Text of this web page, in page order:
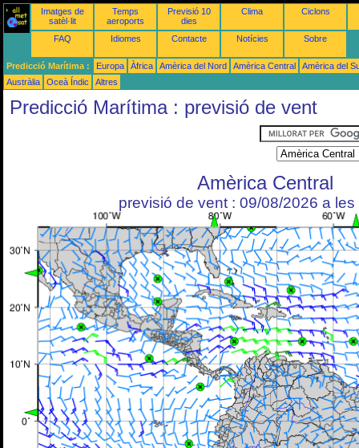
Imatges de
satèl·lit
Temps
aeroports
Previsió 10
dies
Clima Ciclons
FAQ Idiomes Contacte Notícies Sobre
Predicció Marítima : Europa Àfrica Amèrica del Nord Amèrica Central
Amèrica del
Austràlia
Oceà Índic Altres
Predicció Marítima : previsió de vent
Amèrica Central
previsió de vent : 09/08/2026 a les